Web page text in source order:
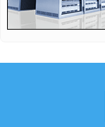
16:52:
treba 45 ...
EIB